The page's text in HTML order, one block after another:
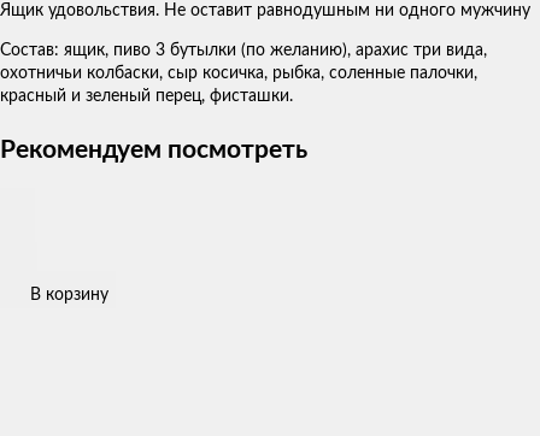
Ящик удовольствия. Не оставит равнодушным ни одного мужчину
Состав: ящик, пиво 3 бутылки (по желанию), арахис три вида,
охотничьи колбаски, сыр косичка, рыбка, соленные палочки,
красный и зеленый перец, фисташки.
Рекомендуем посмотреть
В корзину